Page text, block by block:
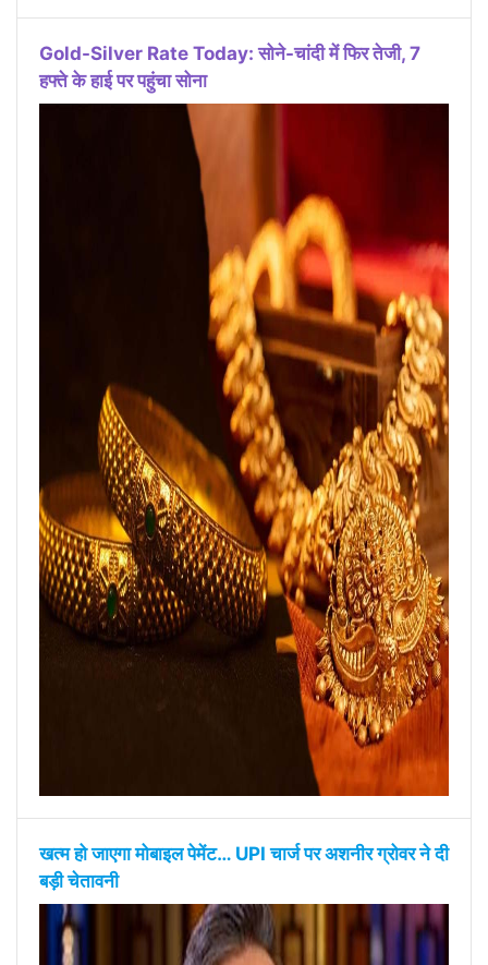
Gold-Silver Rate Today: सोने-चांदी में फिर तेजी, 7
हफ्ते के हाई पर पहुंचा सोना
खत्म हो जाएगा मोबाइल पेमेंट… UPI चार्ज पर अशनीर ग्रोवर ने दी
बड़ी चेतावनी